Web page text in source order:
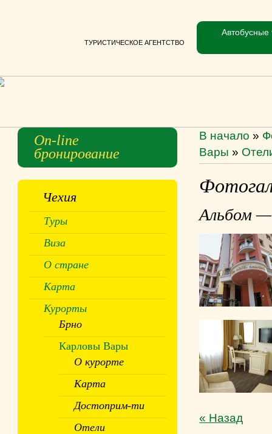
ТУРИСТИЧЕСКОЕ АГЕНТСТВО
Автобусные
В начало »
Вары »
Альбом —
« Назад
On-line
бронирование
Чехия
Туры
Виза
О стране
Карта
Курорты
Брно
Карловы Вары
О курорте
Карта
Достоприм-ти
Отели